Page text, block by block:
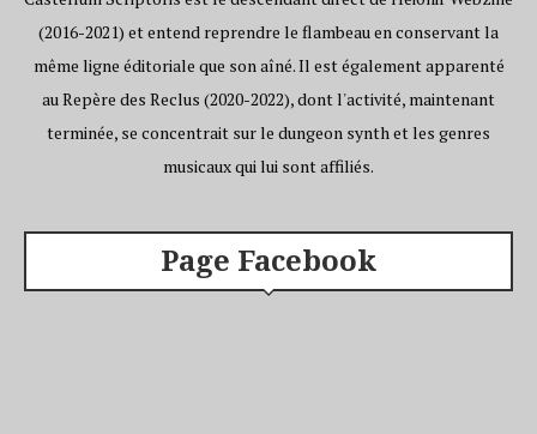
(2016-2021) et entend reprendre le flambeau en conservant la
même ligne éditoriale que son aîné. Il est également apparenté
au Repère des Reclus (2020-2022), dont l'activité, maintenant
terminée, se concentrait sur le dungeon synth et les genres
musicaux qui lui sont affiliés.
Page Facebook